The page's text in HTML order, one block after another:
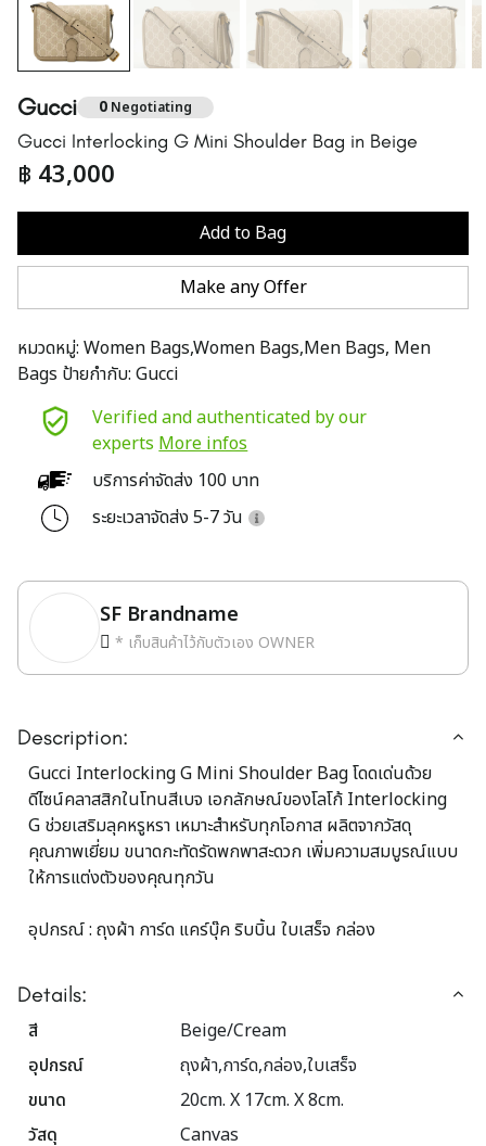
Gucci 0 Negotiating
Gucci Interlocking G Mini Shoulder Bag in Beige
฿ 43,000
Add to Bag
Make any Offer
หมวดหมู่: Women Bags,Women Bags,Men Bags, Men
Bags ป้ายกำกับ: Gucci
Verified and authenticated by our
experts More infos
บริการค่าจัดส่ง 100 บาท
ระยะเวลาจัดส่ง 5-7 วัน
SF Brandname
* เก็บสินค้าไว้กับตัวเอง OWNER
Description:
Gucci Interlocking G Mini Shoulder Bag โดดเด่นด้วย
ดีไซน์คลาสสิกในโทนสีเบจ เอกลักษณ์ของโลโก้ Interlocking
G ช่วยเสริมลุคหรูหรา เหมาะสำหรับทุกโอกาส ผลิตจากวัสดุ
คุณภาพเยี่ยม ขนาดกะทัดรัดพกพาสะดวก เพิ่มความสมบูรณ์แบบ
ให้การแต่งตัวของคุณทุกวัน
อุปกรณ์ : ถุงผ้า การ์ด แคร์บุ๊ค ริบบิ้น ใบเสร็จ กล่อง
Details:
สี
Beige/Cream
อุปกรณ์
ถุงผ้า,การ์ด,กล่อง,ใบเสร็จ
ขนาด
20cm. X 17cm. X 8cm.
วัสดุ
Canvas